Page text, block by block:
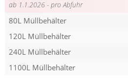
ab 1.1.2026 - pro Abfuhr
80L Müllbehälter
120L Müllbehälter
240L Müllbehälter
1100L Müllbehälter